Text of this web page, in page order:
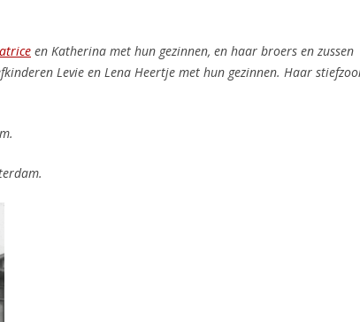
en Katherina met hun gezinnen, en haar broers en zussen
Levie en Lena Heertje met hun gezinnen. Haar